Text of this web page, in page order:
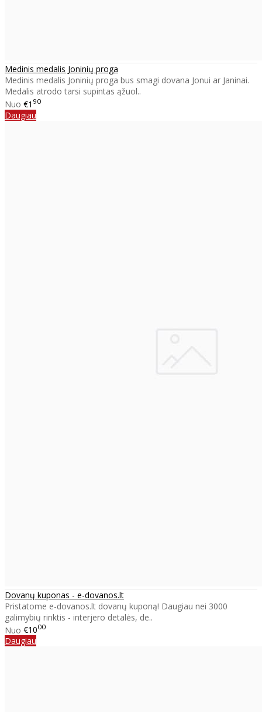
Medinis medalis Joninių proga
Medinis medalis Joninių proga bus smagi dovana Jonui ar Janinai.
Medalis atrodo tarsi supintas ąžuol..
Nuo €1 90
Daugiau
Dovanų kuponas - e-dovanos.lt
Pristatome e-dovanos.lt dovanų kuponą! Daugiau nei 3000
galimybių rinktis - interjero detalės, de..
Nuo €1000
Daugiau